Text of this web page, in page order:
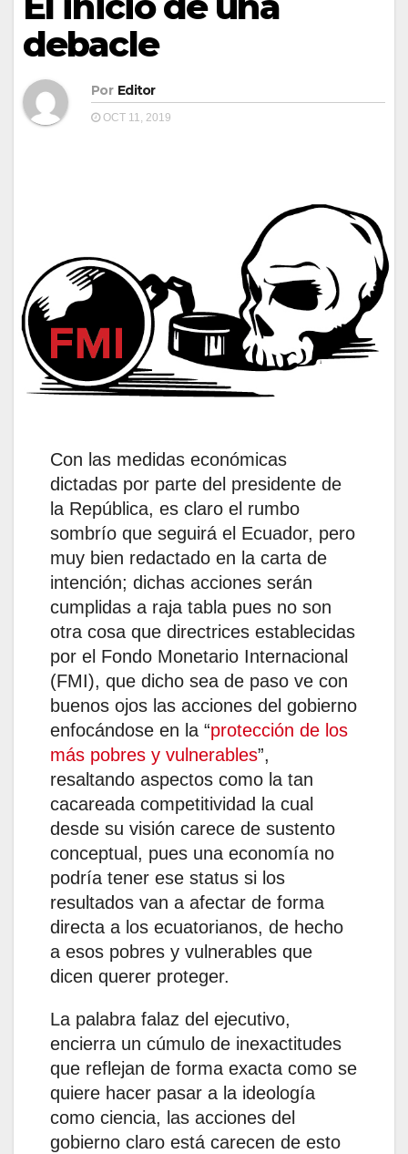
debacle
Por Editor
OCT 11, 2019
Con las medidas económicas
dictadas por parte del presidente de
la República, es claro el rumbo
sombrío que seguirá el Ecuador, pero
muy bien redactado en la carta de
intención; dichas acciones serán
cumplidas a raja tabla pues no son
otra cosa que directrices establecidas
por el Fondo Monetario Internacional
(FMI), que dicho sea de paso ve con
buenos ojos las acciones del gobierno
enfocándose en la “protección de los
más pobres y vulnerables”,
resaltando aspectos como la tan
cacareada competitividad la cual
desde su visión carece de sustento
conceptual, pues una economía no
podría tener ese status si los
resultados van a afectar de forma
directa a los ecuatorianos, de hecho
a esos pobres y vulnerables que
dicen querer proteger.
La palabra falaz del ejecutivo,
encierra un cúmulo de inexactitudes
que reflejan de forma exacta como se
quiere hacer pasar a la ideología
como ciencia, las acciones del
gobierno claro está carecen de esto